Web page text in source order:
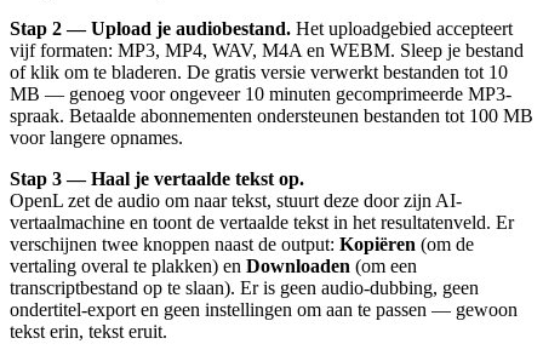
Stap 2 — Upload je audiobestand. Het uploadgebied accepteert
vijf formaten: MP3, MP4, WAV, M4A en WEBM. Sleep je bestand
of klik om te bladeren. De gratis versie verwerkt bestanden tot 10
MB — genoeg voor ongeveer 10 minuten gecomprimeerde MP3-
spraak. Betaalde abonnementen ondersteunen bestanden tot 100 MB
voor langere opnames.
Stap 3 — Haal je vertaalde tekst op.
OpenL zet de audio om naar tekst, stuurt deze door zijn AI-
vertaalmachine en toont de vertaalde tekst in het resultatenveld. Er
verschijnen twee knoppen naast de output: Kopiëren (om de
vertaling overal te plakken) en Downloaden (om een
transcriptbestand op te slaan). Er is geen audio-dubbing, geen
ondertitel-export en geen instellingen om aan te passen — gewoon
tekst erin, tekst eruit.